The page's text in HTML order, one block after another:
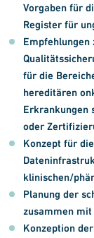
Vorgaben für
Register für
Empfehlungen
für die
hereditären
Erkrankungen
oder
Konzept für
klinischen/
Planung der
zusammen mit
Konzeption